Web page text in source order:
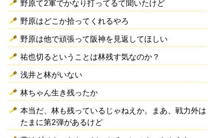
野原て2軍でかなり打ってるて聞いたけど
野原はどこか拾ってくれるやろ
野原は他で頑張って阪神を見返してほしい
祐也切るということは林残す気なのか？
浅井と林がいない
林ちゃん生き残ったか
本当だ、林も残っているじゃねえか。まあ、戦力外は
たまに第2弾があるけど